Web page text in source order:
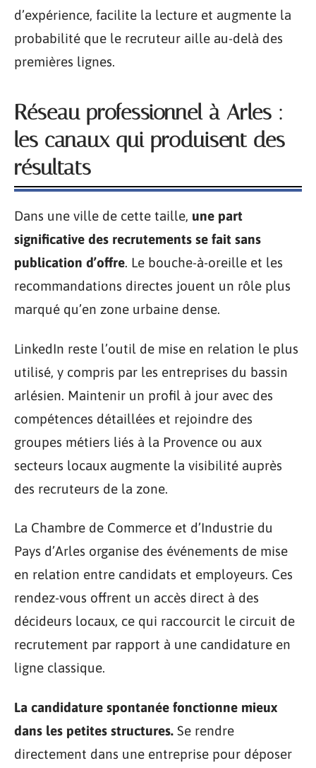
d’expérience, facilite la lecture et augmente la
probabilité que le recruteur aille au-delà des
premières lignes.
Réseau professionnel à Arles :
les canaux qui produisent des
résultats
Dans une ville de cette taille, une part
significative des recrutements se fait sans
publication d’offre. Le bouche-à-oreille et les
recommandations directes jouent un rôle plus
marqué qu’en zone urbaine dense.
LinkedIn reste l’outil de mise en relation le plus
utilisé, y compris par les entreprises du bassin
arlésien. Maintenir un profil à jour avec des
compétences détaillées et rejoindre des
groupes métiers liés à la Provence ou aux
secteurs locaux augmente la visibilité auprès
des recruteurs de la zone.
La Chambre de Commerce et d’Industrie du
Pays d’Arles organise des événements de mise
en relation entre candidats et employeurs. Ces
rendez-vous offrent un accès direct à des
décideurs locaux, ce qui raccourcit le circuit de
recrutement par rapport à une candidature en
ligne classique.
La candidature spontanée fonctionne mieux
dans les petites structures. Se rendre
directement dans une entreprise pour déposer